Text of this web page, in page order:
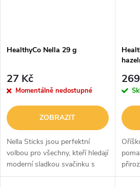
p
r
o
d
u
s
p
r
o
d
u
HealthyCo Nella 29 g
27 Kč
Momentálně nedostupné
ZOBRAZIT
Nella Sticks jsou perfektní
volbou pro všechny, kteří hledají
moderní sladkou svačinku s
atraktivní chutí a prémiovým